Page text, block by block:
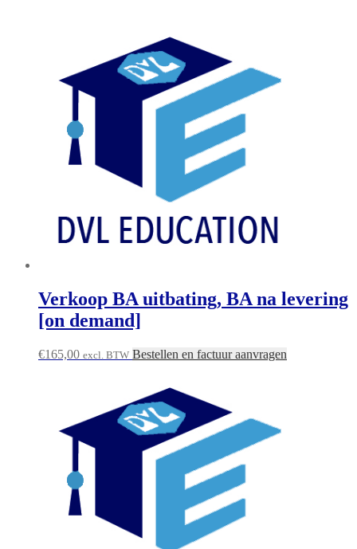
Verkoop BA uitbating, BA na levering
[on demand]
€165,00 excl. BTW Bestellen en factuur aanvragen